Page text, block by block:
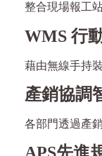
整合現場報工
WMS 行
藉由無線手持
產銷協調
各部門透過產